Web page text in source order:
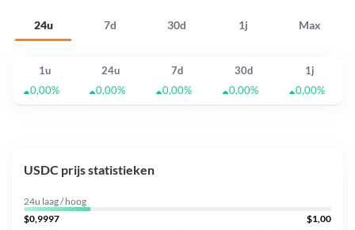
24u 7d 30d 1j Max
1u 24u 7d 30d
1j
0,00%
0,00% 0,00% 0,00% 0,00%
USDC prijs statistieken
24u laag / hoog
$0,9997
$1,00